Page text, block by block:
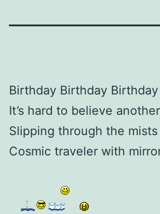
Birthday Birthday
It’s hard to believe
Slipping through the
Cosmic traveler with